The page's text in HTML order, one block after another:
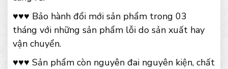
♥♥♥ Bảo hành đổi mới sản phẩm trong 03
tháng với những sản phẩm lỗi do sản xuất hay
vận chuyển.
♥♥♥ Sản phẩm còn nguyên đai nguyên kiện, chất